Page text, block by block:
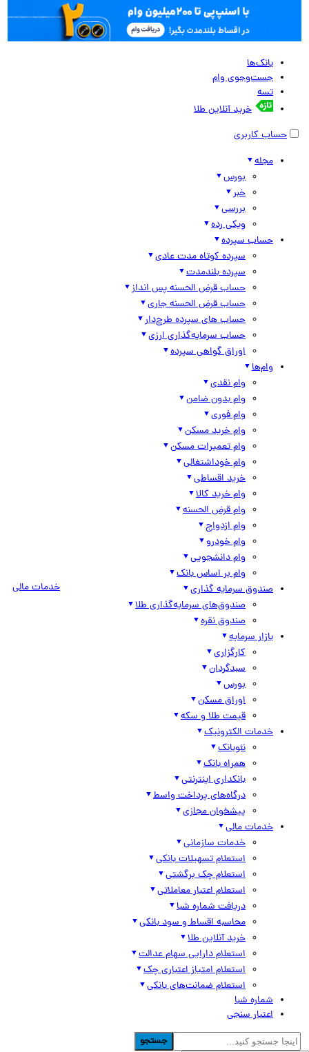
بانک‌ها
جست‌وجوی وام
تسه
خرید آنلاین طلا
حساب کاربری
مجله
بورس
خبر
بررسی
ویکی رده
حساب سپرده
سپرده کوتاه مدت عادی
سپرده بلندمدت
حساب قرض الحسنه پس انداز
حساب قرض الحسنه جاری
حساب های سپرده طرح‌دار
حساب سرمایه‌گذاری ارزی
اوراق گواهی سپرده
وام‌ها
وام نقدی
وام بدون ضامن
وام فوری
وام خرید مسکن
وام تعمیرات مسکن
وام خوداشتغالی
خرید اقساطی
وام خرید کالا
وام قرض الحسنه
وام ازدواج
وام خودرو
وام دانشجویی
وام بر اساس بانک
صندوق سرمایه گذاری
صندوق‌های سرمایه‌گذاری طلا
صندوق نقره
بازار سرمایه
کارگزاری
سبدگردان
بورس
اوراق مسکن
قیمت طلا و سکه
خدمات الکترونیک
نئوبانک
همراه بانک
بانکداری اینترنتی
درگاه‌های پرداخت واسط
پیشخوان مجازی
خدمات مالی
خدمات سازمانی
استعلام تسهیلات بانکی
استعلام چک برگشتی
استعلام اعتبار معاملاتی
دریافت شماره شبا
محاسبه اقساط و سود بانکی
خرید آنلاین طلا
استعلام دارایی سهام عدالت
استعلام امتیاز اعتباری چک
استعلام ضمانت‌های بانکی
شماره شبا
اعتبار سنجی
خدمات مالی
جستجو